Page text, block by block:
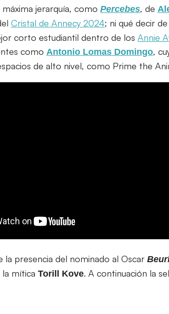
jerarquía, como Percebes, de
Cristal de Annecy 2024; ni qué decir de
corto estudiantil dentro de los Annie
como Antonio Lomas Domingo,
de alto nivel, como Prime the
presencia del nominado al Oscar
la mítica Torill Kove. A continuación la